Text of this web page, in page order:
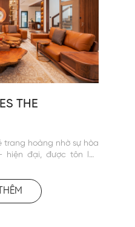
THE
trang hoàng nhờ sự hòa
đại, được tôn lên